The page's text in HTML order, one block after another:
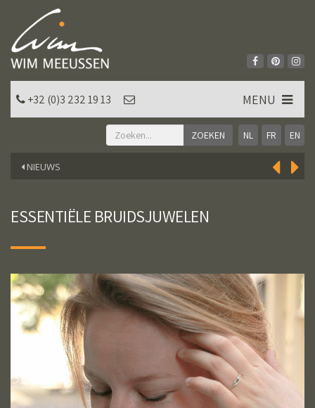
NL FR EN
+32 (0)3 232 19 13 MENU
NIEUWS
ESSENTIËLE BRUIDSJUWELEN